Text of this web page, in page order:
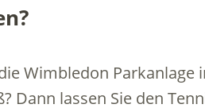
Wimbledon Parkanlage
Dann lassen Sie den